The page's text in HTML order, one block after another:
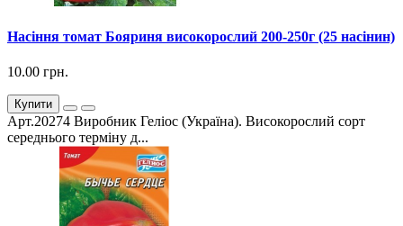
Насіння томат Бояриня високорослий 200-250г (25 насінин)
10.00 грн.
Купити
Арт.20274 Виробник Геліос (Україна). Високорослий сорт
середнього терміну д...